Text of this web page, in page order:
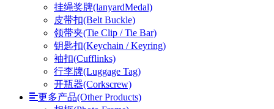
挂绳奖牌(lanyardMedal)
皮带扣(Belt Buckle)
领带夹(Tie Clip / Tie Bar)
钥匙扣(Keychain / Keyring)
袖扣(Cufflinks)
行李牌(Luggage Tag)
开瓶器(Corkscrew)
更多产品(Other Products)